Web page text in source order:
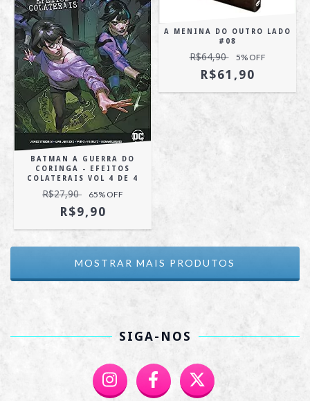
BATMAN A GUERRA DO
CORINGA - EFEITOS
COLATERAIS VOL 4 DE 4
R$27,90 65% OFF
R$9,90
A MENINA DO OUTRO LADO
#08
R$64,90 5% OFF
R$61,90
MOSTRAR MAIS PRODUTOS
SIGA-NOS